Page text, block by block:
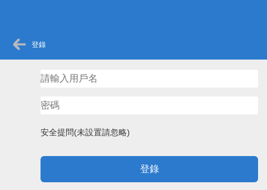
登錄
安全提問(未設置請忽略)
登錄